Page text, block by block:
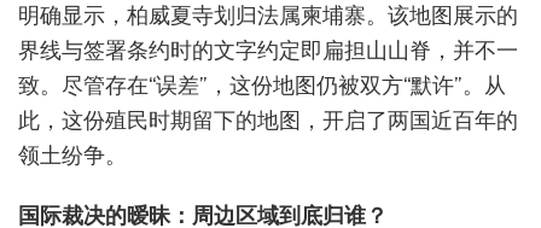
明确显示，柏威夏寺划归法属柬埔寨。该地图展示的
界线与签署条约时的文字约定即扁担山山脊，并不一
致。尽管存在“误差”，这份地图仍被双方“默许”。从
此，这份殖民时期留下的地图，开启了两国近百年的
领土纷争。
国际裁决的暧昧：周边区域到底归谁？